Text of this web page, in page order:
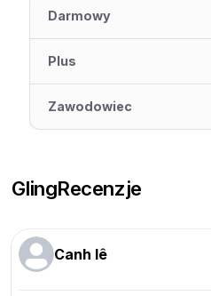
Darmowy
Plus
Zawodowiec
GlingRecenzje
Canh lê